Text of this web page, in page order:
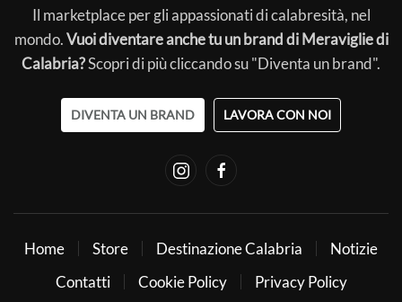
Il marketplace per gli appassionati di calabresità, nel
mondo.Vuoi diventare anche tu un brand di Meraviglie di
Calabria?Scopri di più cliccando su "Diventa un brand".
DIVENTA UN BRAND LAVORA CON NOI
Home Store Destinazione Calabria
Notizie
Contatti
Cookie Policy
Privacy Policy